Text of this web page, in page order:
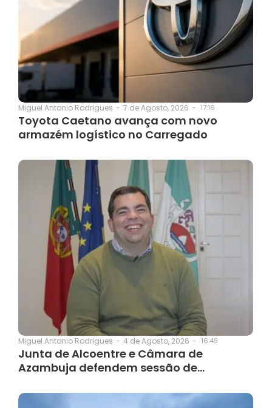
Miguel Antonio Rodrigues - 7 de Agosto, 2026 - 17:16
Toyota Caetano avança com novo
armazém logístico no Carregado
Miguel Antonio Rodrigues - 4 de Agosto, 2026 - 16:49
Junta de Alcoentre e Câmara de
Azambuja defendem sessão de…